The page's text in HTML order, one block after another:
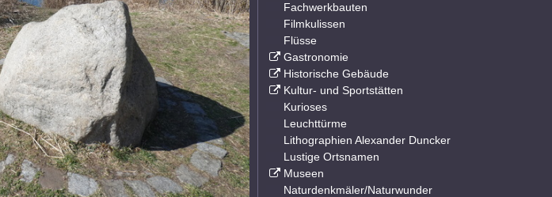
Fachwerkbauten
Filmkulissen
Flüsse
Gastronomie
Historische Gebäude
Kultur- und Sportstätten
Kurioses
Leuchttürme
Lithographien Alexander Duncker
Lustige Ortsnamen
Museen
Naturdenkmäler/Naturwunder